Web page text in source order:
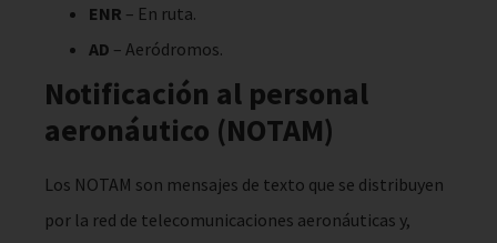
ENR – En ruta.
AD – Aeródromos.
Notificación al personal
aeronáutico (NOTAM)
Los NOTAM son mensajes de texto que se distribuyen
por la red de telecomunicaciones aeronáuticas y,